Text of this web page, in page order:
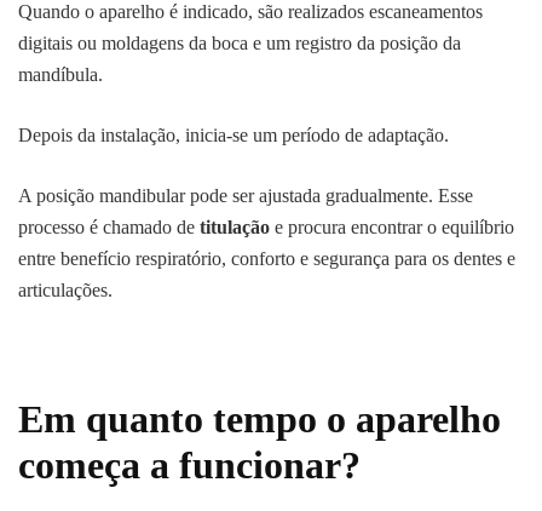
Quando o aparelho é indicado, são realizados escaneamentos
digitais ou moldagens da boca e um registro da posição da
mandíbula.
Depois da instalação, inicia-se um período de adaptação.
A posição mandibular pode ser ajustada gradualmente. Esse
processo é chamado de titulação e procura encontrar o equilíbrio
entre benefício respiratório, conforto e segurança para os dentes e
articulações.
Em quanto tempo o aparelho
começa a funcionar?